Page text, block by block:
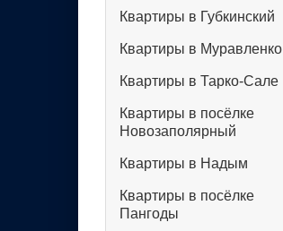
Квартиры в Губкинский
Квартиры в Муравленко
Квартиры в Тарко-Сале
Квартиры в посёлке
Новозаполярный
Квартиры в Надым
Квартиры в посёлке
Пангоды